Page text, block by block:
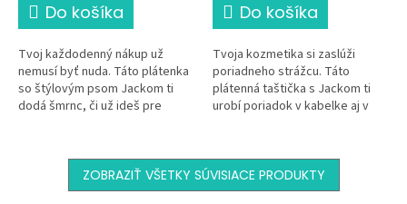
Do košíka
Tvoj každodenný nákup už
nemusí byť nuda. Táto plátenka
so štýlovým psom Jackom ti
dodá šmrnc, či už ideš pre
Do košíka
Tvoja kozmetika si zaslúži
poriadneho strážcu. Táto
plátenná taštička s Jackom ti
urobí poriadok v kabelke aj v
pripravená na...
ZOBRAZIŤ VŠETKY SÚVISIACE PRODUKTY